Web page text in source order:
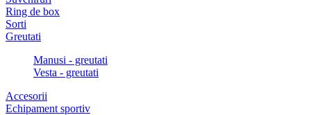
Ring de box
Sorti
Greutati
Manusi - greutati
Vesta - greutati
Accesorii
Echipament sportiv